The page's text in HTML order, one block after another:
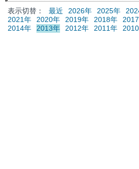
表示切替：
最近 2026年 2025年
2021年
2020年 2019年 2018年
2014年
2013年 2012年 2011年